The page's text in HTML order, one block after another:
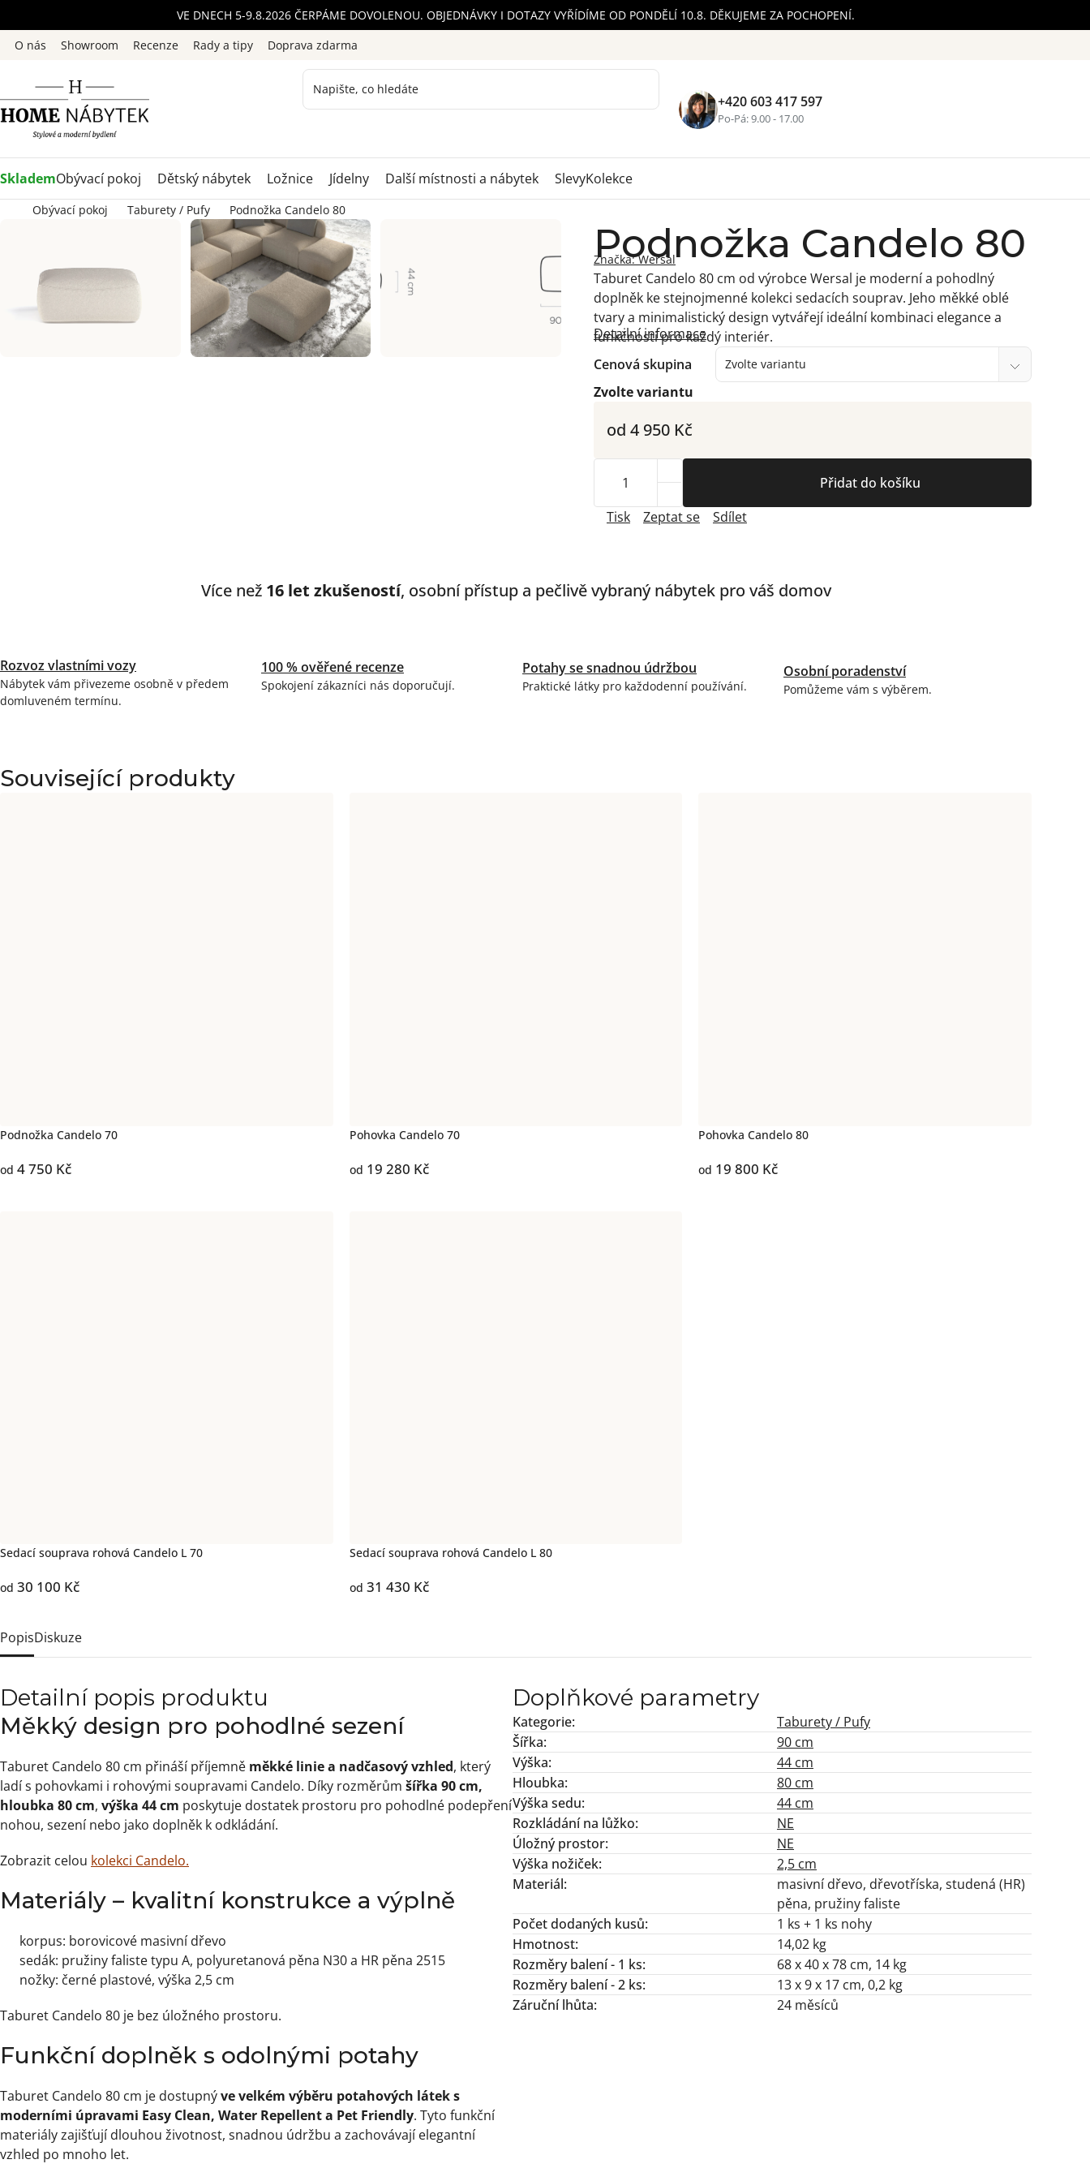
na
obsah
VE DNECH 5-9.8.2026 ČERPÁME DOVOLENOU. OBJEDNÁVKY I DOTAZY VYŘÍDÍME OD PONDĚLÍ 10.8. DĚKUJEME ZA POCHOPENÍ.
O nás
Showroom Recenze Rady a tipy Doprava zdarma
+420 603 417 597
Po-Pá: 9.00 - 17.00
SklademObývací pokoj Dětský nábytek Ložnice Jídelny Další místnosti a nábytek SlevyKolekce
Obývací pokoj Taburety / Pufy Podnožka Candelo 80
Podnožka Candelo 80
Značka:Wersal
od 4 950 Kč
Zvolte variantu
Cenová skupina
Přidat do košíku
Taburet Candelo 80 cm od výrobce Wersal je moderní a pohodlný
doplněk ke stejnojmenné kolekci sedacích souprav. Jeho měkké oblé
tvary a minimalistický design vytvářejí ideální kombinaci elegance a
funkčnosti pro každý interiér.
Detailní informace
Tisk Zeptat se Sdílet
Více než 16 let zkušeností, osobní přístup a pečlivě vybraný nábytek pro váš domov
Rozvoz vlastními vozy
Nábytek vám přivezeme osobně v předem
domluveném termínu.
100 % ověřené recenze
Spokojení zákazníci nás doporučují.
Potahy se snadnou údržbou
Praktické látky pro každodenní používání.
Osobní poradenství
Pomůžeme vám s výběrem.
Související produkty
Podnožka Candelo 70
od 4 750 Kč
Pohovka Candelo 70
od 19 280 Kč
Pohovka Candelo 80
od 19 800 Kč
Sedací souprava rohová Candelo L 70
od 30 100 Kč
Sedací souprava rohová Candelo L 80
od 31 430 Kč
PopisDiskuze
Detailní popis produktu
Měkký design pro pohodlné sezení
Taburet Candelo 80 cm přináší příjemně měkké linie a nadčasový vzhled, který
ladí s pohovkami i rohovými soupravami Candelo. Díky rozměrům šířka 90 cm,
hloubka 80 cm, výška 44 cm poskytuje dostatek prostoru pro pohodlné podepření
nohou, sezení nebo jako doplněk k odkládání.
Zobrazit celou kolekci Candelo.
Materiály – kvalitní konstrukce a výplně
korpus: borovicové masivní dřevo
sedák: pružiny faliste typu A, polyuretanová pěna N30 a HR pěna 2515
nožky: černé plastové, výška 2,5 cm
Taburet Candelo 80 je bez úložného prostoru.
Funkční doplněk s odolnými potahy
Taburet Candelo 80 cm je dostupnýve velkém výběru potahových látek s
moderními úpravami Easy Clean, Water Repellent a Pet Friendly. Tyto funkční
materiály zajišťují dlouhou životnost, snadnou údržbu a zachovávají elegantní
vzhled po mnoho let.
Doplňkové parametry
Kategorie:
Taburety / Pufy
Šířka:
90 cm
Výška:
44 cm
Hloubka:
80 cm
Výška sedu:
44 cm
Rozkládání na lůžko:
NE
Úložný prostor:
NE
Výška nožiček:
2,5 cm
Materiál:
masivní dřevo, dřevotříska, studená (HR)
pěna, pružiny faliste
Počet dodaných kusů:
1 ks + 1 ks nohy
Hmotnost:
14,02 kg
Rozměry balení - 1 ks:
68 x 40 x 78 cm, 14 kg
Rozměry balení - 2 ks:
13 x 9 x 17 cm, 0,2 kg
Záruční lhůta: 24 měsíců